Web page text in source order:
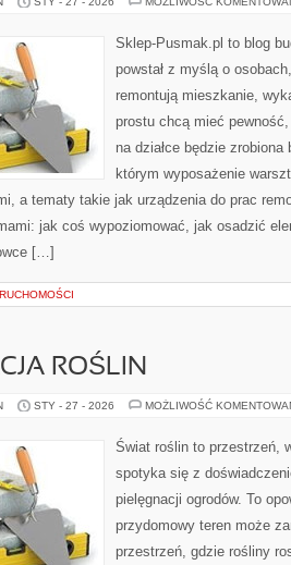
Sklep-Pusmak.pl to blog
powstał z myślą o
remontują mieszkanie,
prostu chcą mieć
na działce będzie
którym wyposażenie
a tematy takie jak urządzenia do prac
jak coś wypoziomować, jak osadzić
[…]
ROŚLIN
STY - 27 - 2026 MOŻLIWOŚĆ
Świat roślin to przestrzeń,
spotyka się z
pielęgnacji ogrodów. To
przydomowy teren może
przestrzeń, gdzie rośliny